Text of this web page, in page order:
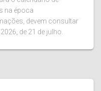
na época
devem consultar
de 21 de julho.